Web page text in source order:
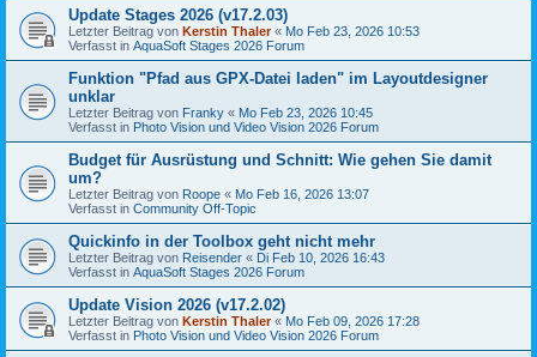
Update Stages 2026 (v17.2.03)
Letzter Beitrag von Kerstin Thaler« Mo Feb 23, 2026 10:53
Verfasst in AquaSoft Stages 2026 Forum
Funktion "Pfad aus GPX-Datei laden" im Layoutdesigner
unklar
Letzter Beitrag von Franky « Mo Feb 23, 2026 10:45
Verfasst in Photo Vision und Video Vision 2026 Forum
Budget für Ausrüstung und Schnitt: Wie gehen Sie damit
um?
Letzter Beitrag von Roope « Mo Feb 16, 2026 13:07
Verfasst in Community Off-Topic
Quickinfo in der Toolbox geht nicht mehr
Letzter Beitrag von Reisender « Di Feb 10, 2026 16:43
Verfasst in AquaSoft Stages 2026 Forum
Update Vision 2026 (v17.2.02)
Letzter Beitrag von Kerstin Thaler« Mo Feb 09, 2026 17:28
Verfasst in Photo Vision und Video Vision 2026 Forum